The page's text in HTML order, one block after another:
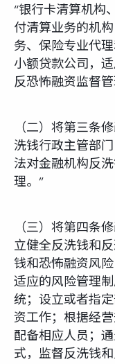
“银行卡清算机构
付清算业务的机
务、保险专业代
小额贷款公司，
反恐怖融资监督
（二）将第三条
洗钱行政主管部
法对金融机构反
理。”
（三）将第四条
立健全反洗钱和
钱和恐怖融资风
适应的风险管理
统；设立或者指
资工作；根据经
配备相应人员；
式，监督反洗钱